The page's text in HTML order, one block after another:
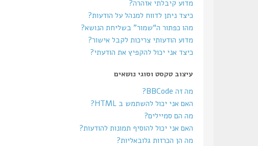
מדוע קיבלתי אזהרה?
כיצד ניתן לדווח למנהל על הודעות?
מהו כפתור ה“שמור” בשליחת הנושא?
מדוע הודעותי צריכות לקבל אישור?
כיצד אני יכול להקפיץ את הודעתי?
עיצוב טקסט וסוגי נושאים
מה זה BBCode?
האם אני יכול להשתמש ב HTML?
מה הם סמיילים?
האם אני יכול להוסיף תמונות להודעות?
מה הן הכרזות גלובאליות?